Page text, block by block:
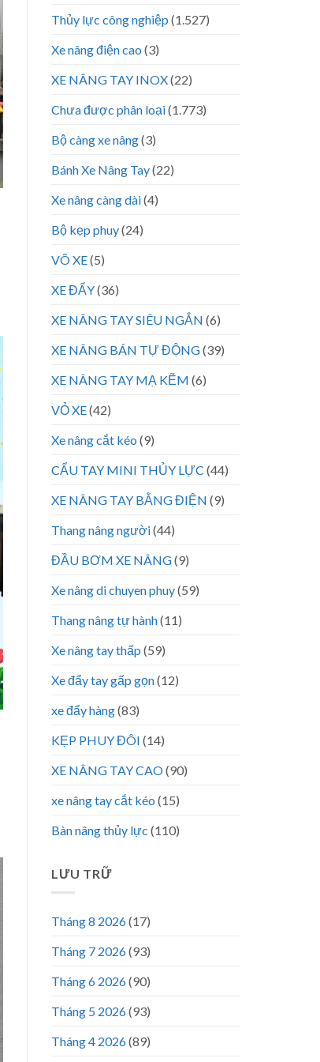
Thủy lực công nghiệp (1.527)
Xe nâng điện cao (3)
XE NÂNG TAY INOX(22)
Chưa được phân loại(1.773)
Bộ càng xe nâng(3)
Bánh Xe Nâng Tay(22)
Xe nâng càng dài(4)
Bộ kẹp phuy(24)
VÕ XE(5)
XE ĐẨY(36)
XE NÂNG TAY SIÊU NGẮN (6)
XE NÂNG BÁN TỰ ĐỘNG(39)
XE NÂNG TAY MẠ KẼM (6)
VỎ XE(42)
Xe nâng cắt kéo (9)
CẨU TAY MINI THỦY LỰC (44)
XE NÂNG TAY BẰNG ĐIỆN (9)
Thang nâng người(44)
ĐẦU BƠM XE NÂNG(9)
Xe nâng di chuyen phuy(59)
Thang nâng tự hành(11)
Xe nâng tay thấp (59)
Xe đẩy tay gấp gọn(12)
xe đẩy hàng(83)
KẸP PHUY ĐÔI (14)
XE NÂNG TAY CAO(90)
xe nâng tay cắt kéo (15)
Bàn nâng thủy lực (110)
LƯU TRỮ
Tháng 8 2026(17)
Tháng 7 2026(93)
Tháng 6 2026(90)
Tháng 5 2026(93)
Tháng 4 2026(89)